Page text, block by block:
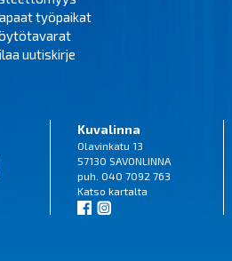
työpaikat
uutiskirje
Kuvalinna
Olavinkatu 13
57130 SAVONLINNA
puh. 040 7092 763
Katso kartalta